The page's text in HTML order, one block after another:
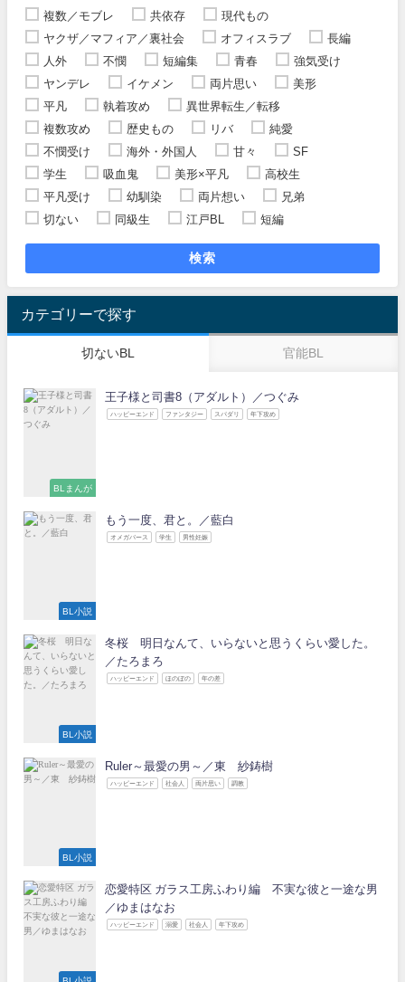
複数／モブレ
共依存
現代もの
ヤクザ／マフィア／裏社会
オフィスラブ
長編
人外
不憫 短編集 青春
強気受け
ヤンデレ
イケメン 両片思い
美形
平凡
執着攻め
異世界転生／転移
複数攻め
歴史もの リバ
純愛
不憫受け
海外・外国人 甘々
SF
学生
吸血鬼 美形×平凡
高校生
平凡受け
幼馴染 両片想い
兄弟
切ない
同級生 江戸BL 短編
検索
カテゴリーで探す
切ないBL 官能BL
BLまんが
王子様と司書8（アダルト）／つぐみ
ハッピーエンド ファンタジー スパダリ 年下攻め
BL小説
もう一度、君と。／藍白
オメガバース 学生 男性妊娠
BL小説
冬桜 明日なんて、いらないと思うくらい愛した。
／たろまろ
ハッピーエンド ほのぼの 年の差
BL小説
Ruler～最愛の男～／東 紗鋳樹
ハッピーエンド 社会人 両片思い 調教
BL小説
恋愛特区 ガラス工房ふわり編 不実な彼と一途な男
／ゆまはなお
ハッピーエンド 溺愛 社会人 年下攻め